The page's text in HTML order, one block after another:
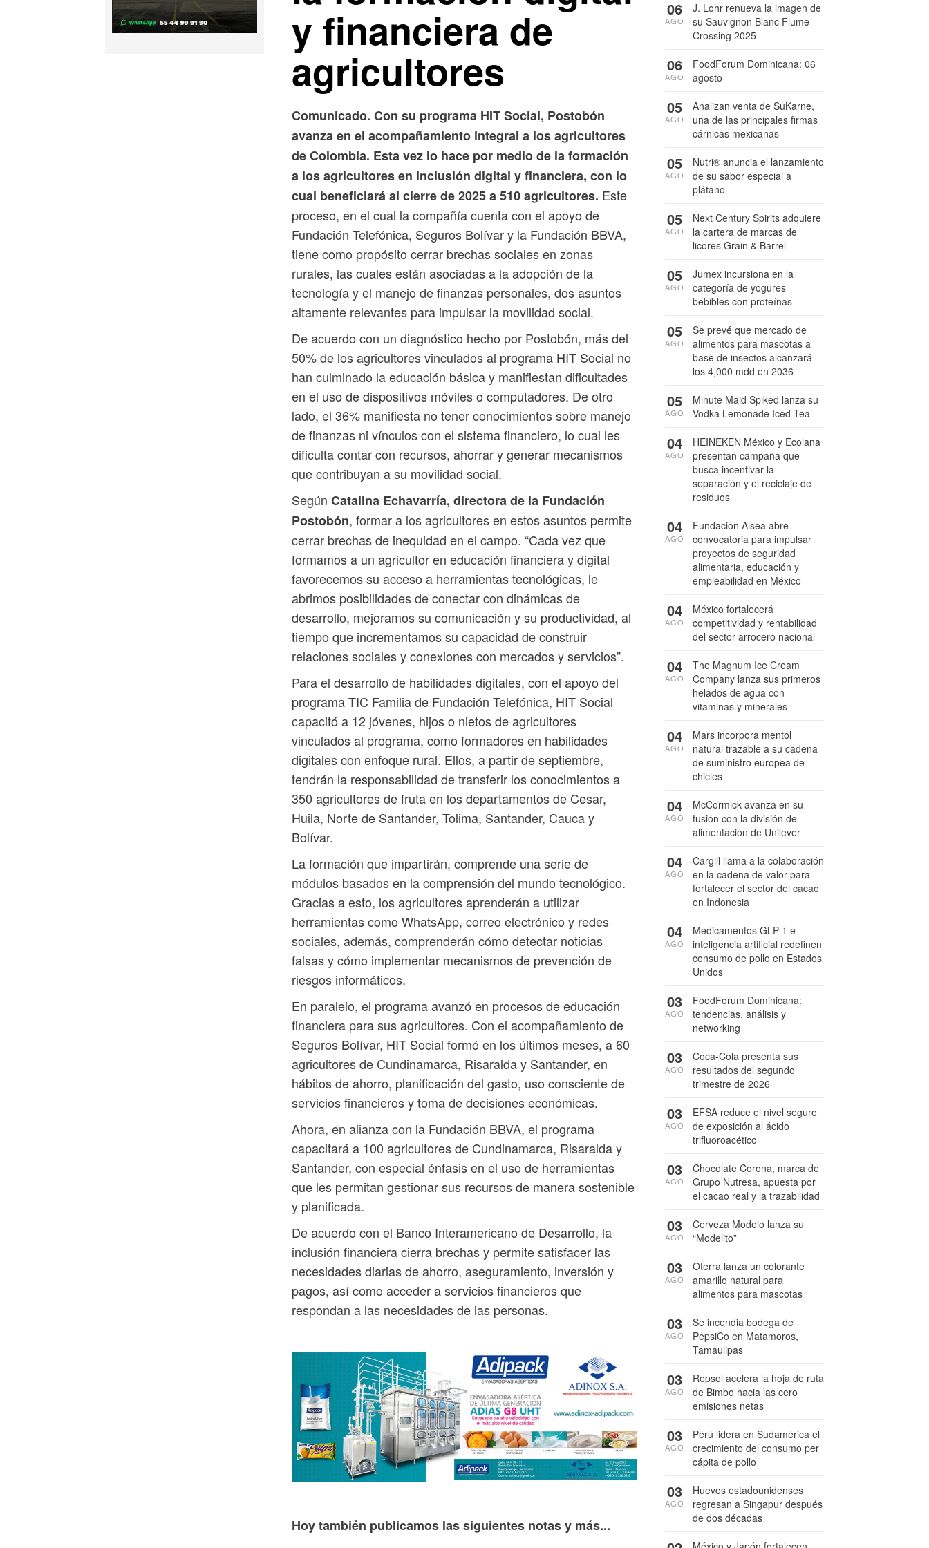
y financiera de
agricultores
Comunicado. Con su programa HIT Social, Postobón
avanza en el acompañamiento integral a los agricultores
de Colombia. Esta vez lo hace por medio de la formación
a los agricultores en inclusión digital y financiera, con lo
cual beneficiará al cierre de 2025 a 510 agricultores. Este
proceso, en el cual la compañía cuenta con el apoyo de
Fundación Telefónica, Seguros Bolívar y la Fundación BBVA,
tiene como propósito cerrar brechas sociales en zonas
rurales, las cuales están asociadas a la adopción de la
tecnología y el manejo de finanzas personales, dos asuntos
altamente relevantes para impulsar la movilidad social.
De acuerdo con un diagnóstico hecho por Postobón, más del
50% de los agricultores vinculados al programa HIT Social no
han culminado la educación básica y manifiestan dificultades
en el uso de dispositivos móviles o computadores. De otro
lado, el 36% manifiesta no tener conocimientos sobre manejo
de finanzas ni vínculos con el sistema financiero, lo cual les
dificulta contar con recursos, ahorrar y generar mecanismos
que contribuyan a su movilidad social.
Según Catalina Echavarría, directora de la Fundación
Postobón, formar a los agricultores en estos asuntos permite
cerrar brechas de inequidad en el campo. “Cada vez que
formamos a un agricultor en educación financiera y digital
favorecemos su acceso a herramientas tecnológicas, le
abrimos posibilidades de conectar con dinámicas de
desarrollo, mejoramos su comunicación y su productividad, al
tiempo que incrementamos su capacidad de construir
relaciones sociales y conexiones con mercados y servicios”.
Para el desarrollo de habilidades digitales, con el apoyo del
programa TIC Familia de Fundación Telefónica, HIT Social
capacitó a 12 jóvenes, hijos o nietos de agricultores
vinculados al programa, como formadores en habilidades
digitales con enfoque rural. Ellos, a partir de septiembre,
tendrán la responsabilidad de transferir los conocimientos a
350 agricultores de fruta en los departamentos de Cesar,
Huila, Norte de Santander, Tolima, Santander, Cauca y
Bolívar.
La formación que impartirán, comprende una serie de
módulos basados en la comprensión del mundo tecnológico.
Gracias a esto, los agricultores aprenderán a utilizar
herramientas como WhatsApp, correo electrónico y redes
sociales, además, comprenderán cómo detectar noticias
falsas y cómo implementar mecanismos de prevención de
riesgos informáticos.
En paralelo, el programa avanzó en procesos de educación
financiera para sus agricultores. Con el acompañamiento de
Seguros Bolívar, HIT Social formó en los últimos meses, a 60
agricultores de Cundinamarca, Risaralda y Santander, en
hábitos de ahorro, planificación del gasto, uso consciente de
servicios financieros y toma de decisiones económicas.
Ahora, en alianza con la Fundación BBVA, el programa
capacitará a 100 agricultores de Cundinamarca, Risaralda y
Santander, con especial énfasis en el uso de herramientas
que les permitan gestionar sus recursos de manera sostenible
y planificada.
De acuerdo con el Banco Interamericano de Desarrollo, la
inclusión financiera cierra brechas y permite satisfacer las
necesidades diarias de ahorro, aseguramiento, inversión y
pagos, así como acceder a servicios financieros que
respondan a las necesidades de las personas.
Hoy también publicamos las siguientes notas y más...
J. Lohr renueva la imagen de
su Sauvignon Blanc Flume
Crossing 2025
06
AGO
FoodForum Dominicana: 06
agosto
06
AGO
Analizan venta de SuKarne,
una de las principales firmas
cárnicas mexicanas
05
AGO
Nutri® anuncia el lanzamiento
de su sabor especial a
plátano
05
AGO
Next Century Spirits adquiere
la cartera de marcas de
licores Grain & Barrel
05
AGO
Jumex incursiona en la
categoría de yogures
bebibles con proteínas
05
AGO
Se prevé que mercado de
alimentos para mascotas a
base de insectos alcanzará
los 4,000 mdd en 2036
05
AGO
Minute Maid Spiked lanza su
Vodka Lemonade Iced Tea
05
AGO
HEINEKEN México y Ecolana
presentan campaña que
busca incentivar la
separación y el reciclaje de
residuos
04
AGO
Fundación Alsea abre
convocatoria para impulsar
proyectos de seguridad
alimentaria, educación y
empleabilidad en México
04
AGO
México fortalecerá
competitividad y rentabilidad
del sector arrocero nacional
04
AGO
The Magnum Ice Cream
Company lanza sus primeros
helados de agua con
vitaminas y minerales
04
AGO
Mars incorpora mentol
natural trazable a su cadena
de suministro europea de
chicles
04
AGO
McCormick avanza en su
fusión con la división de
alimentación de Unilever
04
AGO
Cargill llama a la colaboración
en la cadena de valor para
fortalecer el sector del cacao
en Indonesia
04
AGO
Medicamentos GLP-1 e
inteligencia artificial redefinen
consumo de pollo en Estados
Unidos
04
AGO
FoodForum Dominicana:
tendencias, análisis y
networking
03
AGO
Coca-Cola presenta sus
resultados del segundo
trimestre de 2026
03
AGO
EFSA reduce el nivel seguro
de exposición al ácido
trifluoroacético
03
AGO
Chocolate Corona, marca de
Grupo Nutresa, apuesta por
el cacao real y la trazabilidad
03
AGO
Cerveza Modelo lanza su
“Modelito”
03
AGO
Oterra lanza un colorante
amarillo natural para
alimentos para mascotas
03
AGO
Se incendia bodega de
PepsiCo en Matamoros,
Tamaulipas
03
AGO
Repsol acelera la hoja de ruta
de Bimbo hacia las cero
emisiones netas
03
AGO
Perú lidera en Sudamérica el
crecimiento del consumo per
cápita de pollo
03
AGO
Huevos estadounidenses
regresan a Singapur después
de dos décadas
03
AGO